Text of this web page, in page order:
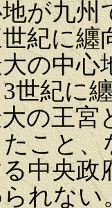
が九州
紀に纏
の中心
世紀に
の王宮
こと、
中央政
れない